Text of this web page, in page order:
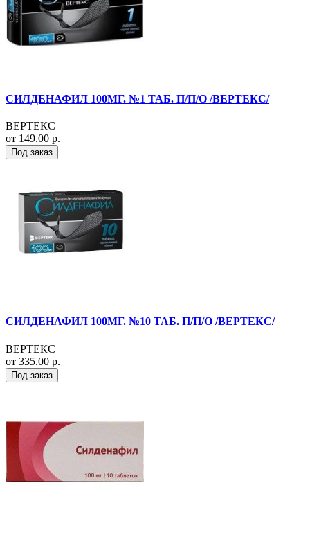
СИЛДЕНАФИЛ 100МГ. №1 ТАБ. П/П/О /ВЕРТЕКС/
ВЕРТЕКС
от 149.00 р.
Под заказ
СИЛДЕНАФИЛ 100МГ. №10 ТАБ. П/П/О /ВЕРТЕКС/
ВЕРТЕКС
от 335.00 р.
Под заказ